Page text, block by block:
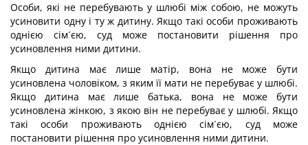
Особи, які не перебувають у шлюбі між собою, не можуть
усиновити одну і ту ж дитину. Якщо такі особи проживають
однією сім´єю, суд може постановити рішення про
усиновлення ними дитини.
Якщо дитина має лише матір, вона не може бути
усиновлена чоловіком, з яким її мати не перебуває у шлюбі.
Якщо дитина має лише батька, вона не може бути
усиновлена жінкою, з якою він не перебуває у шлюбі. Якщо
такі особи проживають однією сім´єю, суд може
постановити рішення про усиновлення ними дитини.